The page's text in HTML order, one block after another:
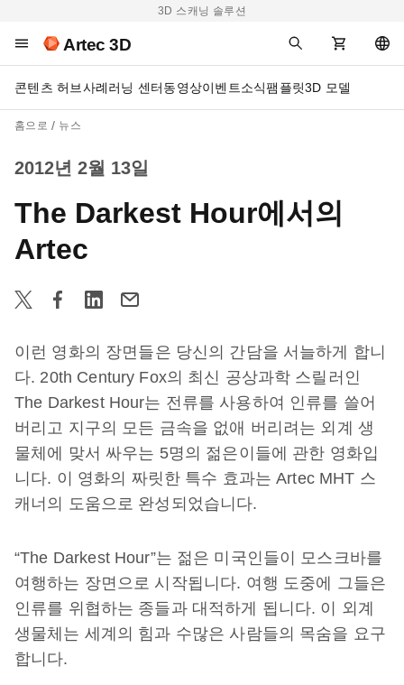
3D 스캐닝 솔루션
Artec 3D
콘텐츠 허브사례러닝 센터동영상이벤트소식팸플릿3D 모델
홈으로 뉴스
2012년 2월 13일
The Darkest Hour에서의
Artec
이런 영화의 장면들은 당신의 간담을 서늘하게 합니
다. 20th Century Fox의 최신 공상과학 스릴러인
The Darkest Hour는 전류를 사용하여 인류를 쓸어
버리고 지구의 모든 금속을 없애 버리려는 외계 생
물체에 맞서 싸우는 5명의 젊은이들에 관한 영화입
니다. 이 영화의 짜릿한 특수 효과는 Artec MHT 스
캐너의 도움으로 완성되었습니다.
“The Darkest Hour”는 젊은 미국인들이 모스크바를
여행하는 장면으로 시작됩니다. 여행 도중에 그들은
인류를 위협하는 종들과 대적하게 됩니다. 이 외계
생물체는 세계의 힘과 수많은 사람들의 목숨을 요구
합니다.